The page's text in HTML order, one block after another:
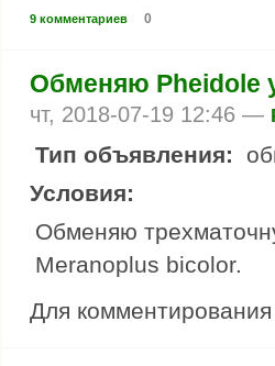
9 комментариев 0
Обменяю Pheidole
чт, 2018-07-19 12:46 —
Тип объявления:
Условия:
Обменяю
Meranoplus bicolor.
Для